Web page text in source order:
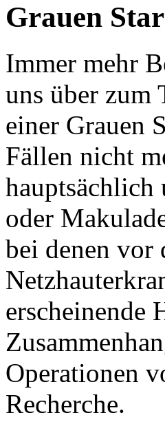
Grauen
Immer mehr
uns über zum
einer Grauen
Fällen nicht
hauptsächlich
oder
bei denen vor
erscheinende
Operationen
Recherche.